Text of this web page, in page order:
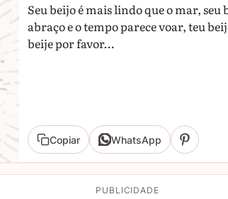
Seu beijo é mais lindo que o mar, seu
abraço e o tempo parece voar, teu
beije por favor…
Copiar WhatsApp
PUBLICIDADE